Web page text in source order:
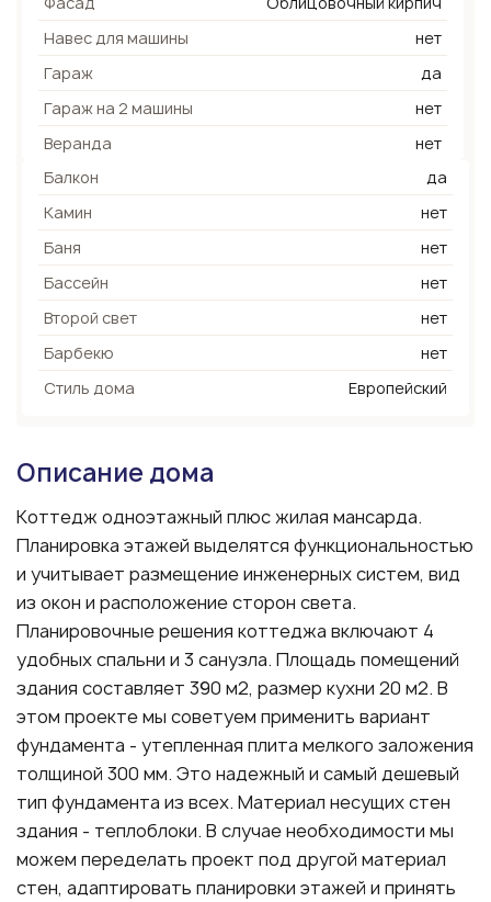
Навес для машины
нет
Гараж
да
Гараж на 2 машины
нет
Веранда
нет
Балкон
да
Камин
нет
Баня
нет
Бассейн
нет
Второй свет
нет
Барбекю
нет
Стиль дома
Европейский
Описание дома
Коттедж одноэтажный плюс жилая мансарда.
Планировка этажей выделятся функциональностью
и учитывает размещение инженерных систем, вид
из окон и расположение сторон света.
Планировочные решения коттеджа включают 4
удобных спальни и 3 санузла. Площадь помещений
здания составляет 390 м2, размер кухни 20 м2. В
этом проекте мы советуем применить вариант
фундамента - утепленная плита мелкого заложения
толщиной 300 мм. Это надежный и самый дешевый
тип фундамента из всех. Материал несущих стен
здания - теплоблоки. В случае необходимости мы
можем переделать проект под другой материал
стен, адаптировать планировки этажей и принять